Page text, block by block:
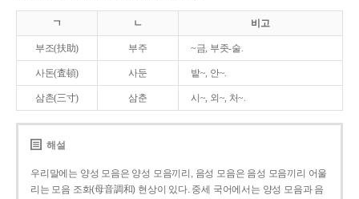
ㄱ ㄴ 비고
부조(扶助) 부주 ~금, 부좃-술.
사돈(査頓) 사둔 밭~, 안~.
삼촌(三寸) 삼춘 시~, 외~, 처~.
해설
우리말에는 양성 모음은 양성 모음끼리, 음성 모음은 음성 모음끼리 어울
리는 모음 조화(母音調和) 현상이 있다. 중세 국어에서는 양성 모음과 음